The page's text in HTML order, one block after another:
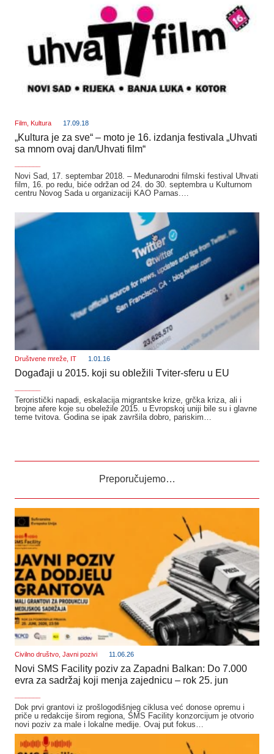
Film Kultura 17.09.18
„Kultura je za sve“ – moto je 16. izdanja festivala „Uhvati
sa mnom ovaj dan/Uhvati film“
Novi Sad, 17. septembar 2018. – Međunarodni filmski festival Uhvati
film, 16. po redu, biće održan od 24. do 30. septembra u Kulturnom
centru Novog Sada u organizaciji KAO Parnas.…
Društvene mreže IT 1.01.16
Događaji u 2015. koji su obležili Tviter-sferu u EU
Teroristički napadi, eskalacija migrantske krize, grčka kriza, ali i
brojne afere koje su obeležile 2015. u Evropskoj uniji bile su i glavne
teme tvitova. Godina se ipak završila dobro, pariskim…
Preporučujemo…
Civilno društvo, Javni pozivi 11.06.26
Novi SMS Facility poziv za Zapadni Balkan: Do 7.000
evra za sadržaj koji menja zajednicu – rok 25. jun
Dok prvi grantovi iz prošlogodišnjeg ciklusa već donose opremu i
priče u redakcije širom regiona, SMS Facility konzorcijum je otvorio
novi poziv za male i lokalne medije. Ovaj put fokus…